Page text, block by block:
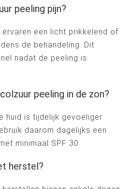
peeling pijn?
ervaren een licht prikkelend of
de behandeling. Dit
nadat de peeling is
peeling in de zon?
huid is tijdelijk gevoeliger
daarom dagelijks een
minimaal SPF 30.
herstel?